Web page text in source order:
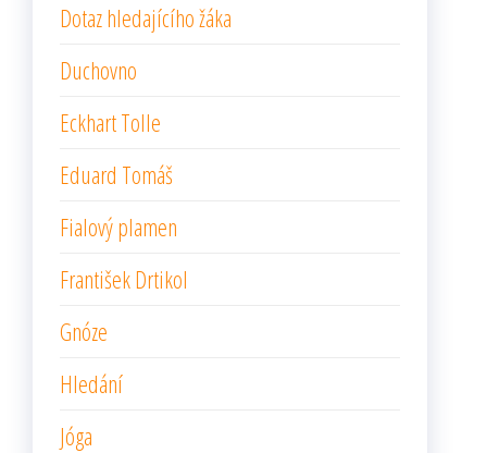
Dotaz hledajícího žáka
Duchovno
Eckhart Tolle
Eduard Tomáš
Fialový plamen
František Drtikol
Gnóze
Hledání
Jóga